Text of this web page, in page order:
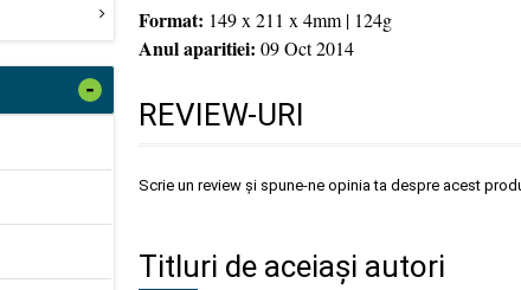
-
Format: 149 x 211 x 4mm | 124g
Anul aparitiei: 09 Oct 2014
REVIEW-URI
Scrie un review și spune-ne opinia ta despre acest
Titluri de aceiași autori